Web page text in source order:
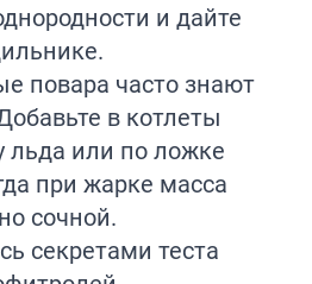
и дайте
повара часто знают
в котлеты
льда или по ложке
при жарке масса
сочной.
секретами теста